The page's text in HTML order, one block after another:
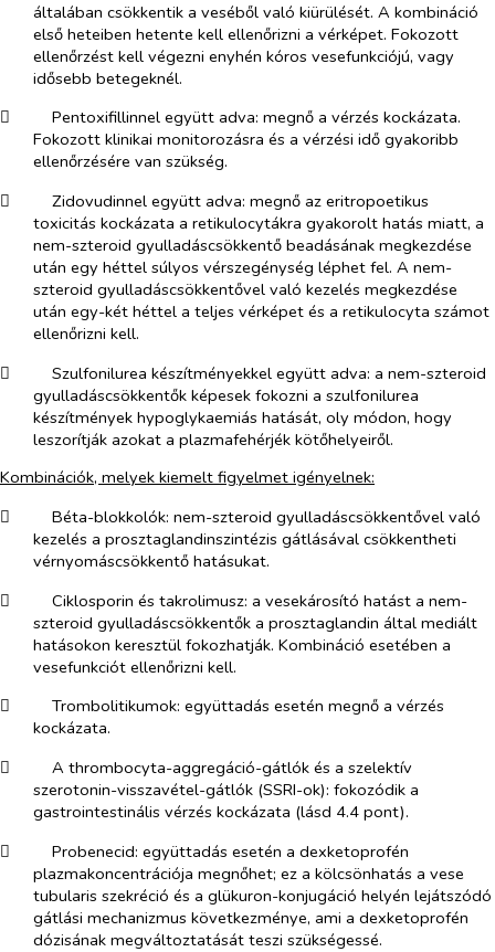
általában csökkentik a veséből való kiürülését. A kombináció
első heteiben hetente kell ellenőrizni a vérképet. Fokozott
ellenőrzést kell végezni enyhén kóros vesefunkciójú, vagy
idősebb betegeknél.
​
Pentoxifillinnel együtt adva: megnő a vérzés kockázata.
Fokozott klinikai monitorozásra és a vérzési idő gyakoribb
ellenőrzésére van szükség.
​
Zidovudinnel együtt adva: megnő az eritropoetikus
toxicitás kockázata a retikulocytákra gyakorolt hatás miatt, a
nem-szteroid gyulladáscsökkentő beadásának megkezdése
után egy héttel súlyos vérszegénység léphet fel. A nem-
szteroid gyulladáscsökkentővel való kezelés megkezdése
után egy-két héttel a teljes vérképet és a retikulocyta számot
ellenőrizni kell.
​
Szulfonilurea készítményekkel együtt adva: a nem-szteroid
gyulladáscsökkentők képesek fokozni a szulfonilurea
készítmények hypoglykaemiás hatását, oly módon, hogy
leszorítják azokat a plazmafehérjék kötőhelyeiről.
Kombinációk, melyek kiemelt figyelmet igényelnek:
​
Béta-blokkolók: nem-szteroid gyulladáscsökkentővel való
kezelés a prosztaglandinszintézis gátlásával csökkentheti
vérnyomáscsökkentőhatásukat.
​
Ciklosporin és takrolimusz: a vesekárosító hatást a nem-
szteroid gyulladáscsökkentők a prosztaglandin által mediált
hatásokon keresztül fokozhatják. Kombináció esetében a
vesefunkciót ellenőrizni kell.
​
Trombolitikumok: együttadás esetén megnő a vérzés
kockázata.
​
A thrombocyta-aggregáció-gátlók és a szelektív
szerotonin-visszavétel-gátlók (SSRI-ok): fokozódik a
gastrointestinális vérzés kockázata (lásd 4.4 pont).
​
Probenecid: együttadás esetén a dexketoprofén
plazmakoncentrációja megnőhet; ez a kölcsönhatás a vese
tubularis szekréció és a glükuron-konjugáció helyén lejátszódó
gátlási mechanizmus következménye, ami a dexketoprofén
dózisának megváltoztatását teszi szükségessé.